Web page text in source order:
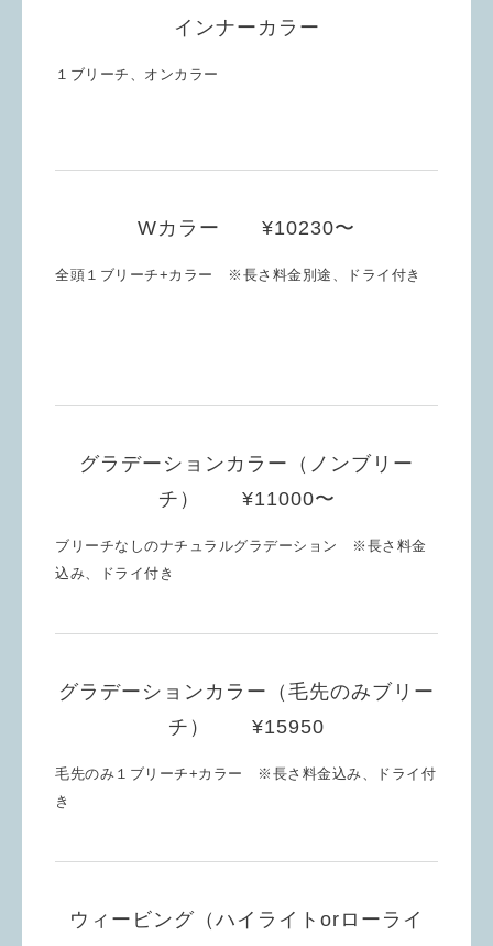
インナーカラー
１ブリーチ、オンカラー
Wカラー ¥10230〜
全頭１ブリーチ+カラー ※長さ料金別途、ドライ付き
グラデーションカラー（ノンブリー
チ） ¥11000〜
ブリーチなしのナチュラルグラデーション ※長さ料金
込み、ドライ付き
グラデーションカラー（毛先のみブリー
チ） ¥15950
毛先のみ１ブリーチ+カラー ※長さ料金込み、ドライ付
き
ウィービング（ハイライトorローライ